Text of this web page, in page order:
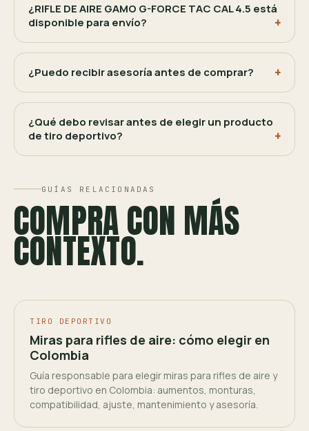
¿RIFLE DE AIRE GAMO G-FORCE TAC CAL 4.5 está
disponible para envío?
¿Puedo recibir asesoría antes de comprar?
¿Qué debo revisar antes de elegir un producto
de tiro deportivo?
GUÍAS RELACIONADAS
COMPRA CON MÁS
CONTEXTO.
TIRO DEPORTIVO
Miras para rifles de aire: cómo elegir en
Colombia
Guía responsable para elegir miras para rifles de aire y
tiro deportivo en Colombia: aumentos, monturas,
compatibilidad, ajuste, mantenimiento y asesoría.